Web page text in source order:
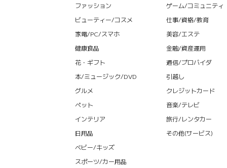
ファッション
ビューティー/コスメ
家電/PC/スマホ
健康食品
花・ギフト
本/ミュージック/DVD
グルメ
ペット
インテリア
日用品
ベビー/キッズ
スポーツ/カー用品
ゲーム/コミュニティ
仕事/資格/教育
美容/エステ
金融/資産運用
通信/プロバイダ
引越し
クレジットカード
音楽/テレビ
旅行/レンタカー
その他(サービス)